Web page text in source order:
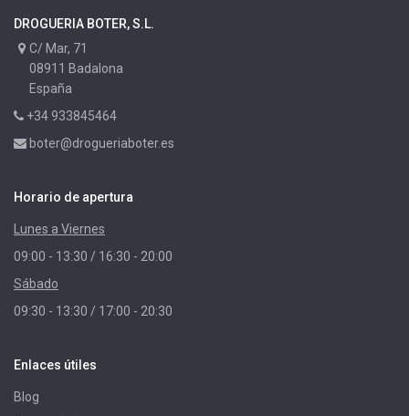
DROGUERIA BOTER, S.L.
C/ Mar, 71
08911 Badalona
España
+34 933845464
boter@drogueriaboter.es
Horario de apertura
Lunes a Viernes
09:00 - 13:30 / 16:30 - 20:00
Sábado
09:30 - 13:30 / 17:00 - 20:30
Enlaces útiles
Blog